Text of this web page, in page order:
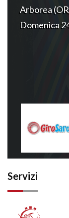
Arborea
Domenica
Servizi